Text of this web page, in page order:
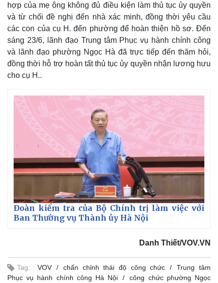
hợp của mẹ ông không đủ điều kiện làm thủ tục ủy quyền
và từ chối đề nghị đến nhà xác minh, đồng thời yêu cầu
các con của cụ H. đến phường để hoàn thiện hồ sơ. Đến
sáng 23/6, lãnh đạo Trung tâm Phục vụ hành chính công
và lãnh đạo phường Ngọc Hà đã trực tiếp đến thăm hỏi,
đồng thời hỗ trợ hoàn tất thủ tục ủy quyền nhận lương hưu
cho cụ H..
Đoàn kiểm tra của Bộ Chính trị làm việc với
Ban Thường vụ Thành ủy Hà Nội
Danh Thiết/VOV.VN
Tag: VOV chấn chỉnh thái độ công chức
Trung tâm
Phục vụ hành chính công Hà Nội
công chức phường Ngọc